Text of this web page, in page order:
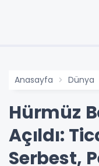
Anasayfa Dünya
Hürmüz
Açıldı:
Serbest,